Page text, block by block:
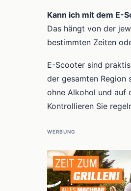
Kann ich mit dem E-
Das hängt von der
bestimmten Zeiten
E-Scooter sind
der gesamten Region
ohne Alkohol und auf
Kontrollieren Sie
WERBUNG